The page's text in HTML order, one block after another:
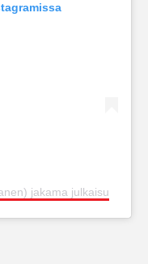
jakama julkaisu